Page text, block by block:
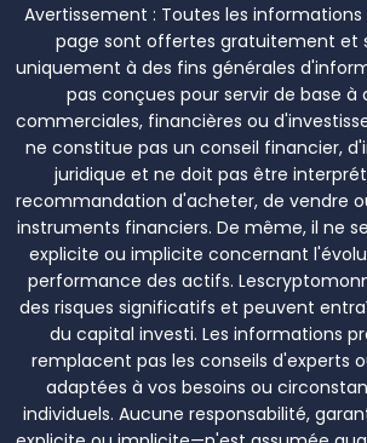
Avertissement : Toutes les
page sont offertes gratuitement et
uniquement à des fins générales
pas conçues pour servir de base à
commerciales, financières ou
ne constitue pas un conseil financier,
juridique et ne doit pas être
recommandation d'acheter, de vendre
instruments financiers. De même, il ne
explicite ou implicite concernant
performance des actifs.
des risques significatifs et peuvent
du capital investi. Les informations
remplacent pas les conseils d'experts
adaptées à vos besoins ou
individuels. Aucune responsabilité,